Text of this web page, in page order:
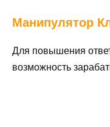
Манипулятор
Для повышения
возможность